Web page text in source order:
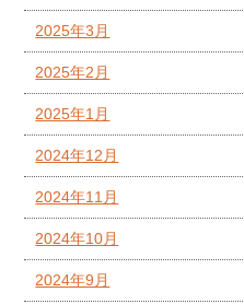
2025年3月
2025年2月
2025年1月
2024年12月
2024年11月
2024年10月
2024年9月